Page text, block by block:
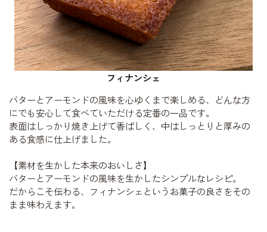
フィナンシェ
バターとアーモンドの風味を心ゆくまで楽しめる、どんな方
にでも安心して食べていただける定番の一品です。
表面はしっかり焼き上げて香ばしく、中はしっとりと厚みの
ある食感に仕上げました。
【素材を生かした本来のおいしさ】
バターとアーモンドの風味を生かしたシンプルなレシピ。
だからこそ伝わる、フィナンシェというお菓子の良さをその
まま味わえます。